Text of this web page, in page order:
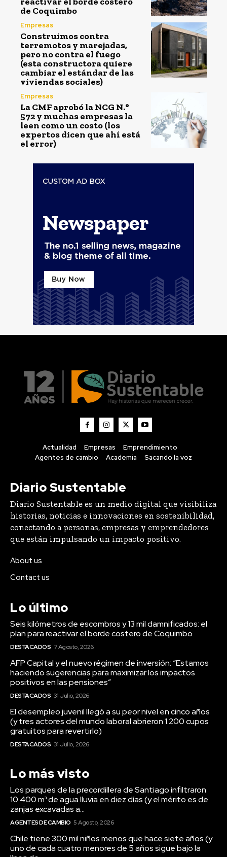
de Coquimbo
Empresas
Construimos contra
terremotos y marejadas,
pero no contra el fuego
(esta constructora quiere
cambiar el estándar de las
viviendas sociales)
Empresas
La CMF aprobó la NCG N.°
572 y muchas empresas la
leen como un costo (los
expertos dicen que ahí está
el error)
Actualidad Empresas
Emprendimiento
Agentes de cambio
Academia Sacando la voz
Diario Sustentable
Diario Sustentable es un medio digital que visibiliza
historias, noticias e innovaciones en sostenibilidad,
conectando a personas, empresas y emprendedores
que están impulsando un impacto positivo.
About us
Contact us
Lo último
Seis kilómetros de escombros y 13 mil damnificados: el
plan para reactivar el borde costero de Coquimbo
DESTACADOS 7 Agosto, 2026
AFP Capital y el nuevo régimen de inversión: “Estamos
haciendo sugerencias para maximizar los impactos
positivos en las pensiones”
DESTACADOS 31 Julio, 2026
El desempleo juvenil llegó a su peor nivel en cinco años
(y tres actores del mundo laboral abrieron 1.200 cupos
gratuitos para revertirlo)
DESTACADOS 31 Julio, 2026
Lo más visto
Los parques de la precordillera de Santiago infiltraron
10.400 m³ de agua lluvia en diez días (y el mérito es de
zanjas excavadas a...
AGENTES DE CAMBIO 5 Agosto, 2026
Chile tiene 300 mil niños menos que hace siete años (y
uno de cada cuatro menores de 5 años sigue bajo la